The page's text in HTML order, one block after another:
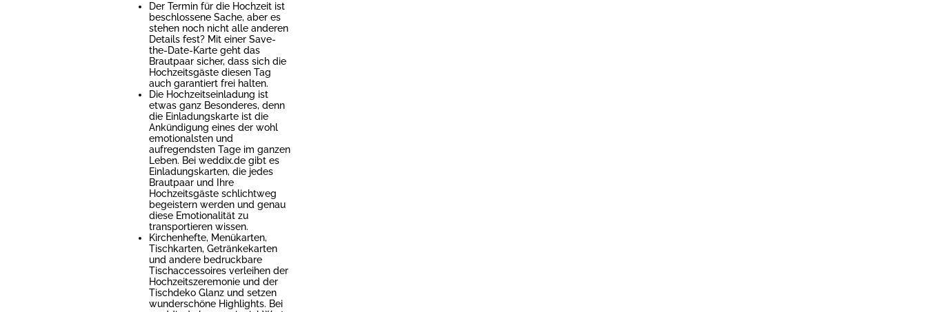
Der Termin für die Hochzeit ist
beschlossene Sache, aber es
stehen noch nicht alle anderen
Details fest? Mit einer Save-
the-Date-Karte geht das
Brautpaar sicher, dass sich die
Hochzeitsgäste diesen Tag
auch garantiert frei halten.
Die Hochzeitseinladung ist
etwas ganz Besonderes, denn
die Einladungskarte ist die
Ankündigung eines der wohl
emotionalsten und
aufregendsten Tage im ganzen
Leben. Bei weddix.de gibt es
Einladungskarten, die jedes
Brautpaar und Ihre
Hochzeitsgäste schlichtweg
begeistern werden und genau
diese Emotionalität zu
transportieren wissen.
Kirchenhefte, Menükarten,
Tischkarten, Getränkekarten
und andere bedruckbare
Tischaccessoires verleihen der
Hochzeitszeremonie und der
Tischdeko Glanz und setzen
wunderschöne Highlights. Bei